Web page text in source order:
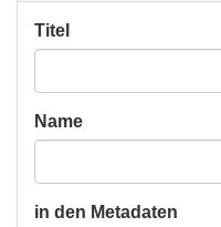
Titel
Name
in den Metadaten